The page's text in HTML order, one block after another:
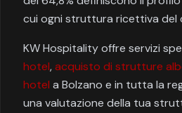
cui ogni struttura ricettiva del
KW Hospitality offre servizi
hotel,acquisto di strutture
hotel a Bolzano e in tutta la
una valutazione della tua